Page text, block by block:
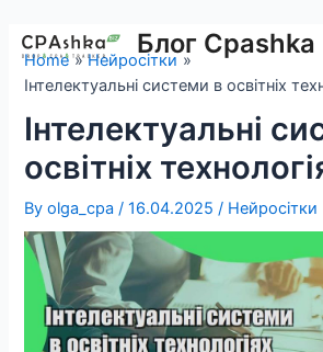
content
Блог Cpashka
Home
Нейросітки
Інтелектуальні системи в освітніх
Інтелектуальні
освітніх
Byolga_cpa/16.04.2025/ Нейросітки